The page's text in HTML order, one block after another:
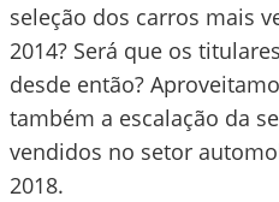
seleção dos carros mais
2014? Será que os
desde então?
também a escalação da
vendidos no setor
2018.